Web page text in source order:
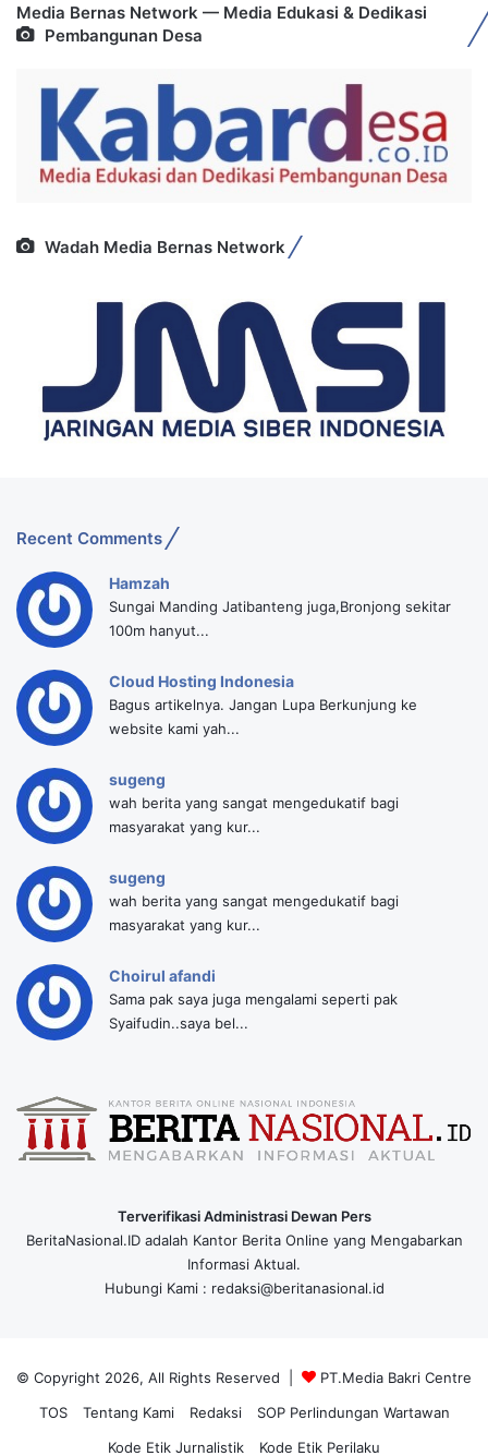
Media Bernas Network — Media Edukasi & Dedikasi
Pembangunan Desa
Wadah Media Bernas Network
Recent Comments
Hamzah
Sungai Manding Jatibanteng juga,Bronjong sekitar
100m hanyut...
Cloud Hosting Indonesia
Bagus artikelnya. Jangan Lupa Berkunjung ke
website kami yah...
sugeng
wah berita yang sangat mengedukatif bagi
masyarakat yang kur...
sugeng
wah berita yang sangat mengedukatif bagi
masyarakat yang kur...
Choirul afandi
Sama pak saya juga mengalami seperti pak
Syaifudin..saya bel...
Terverifikasi Administrasi Dewan Pers
BeritaNasional.ID adalah Kantor Berita Online yang Mengabarkan
Informasi Aktual.
Hubungi Kami : redaksi@beritanasional.id
© Copyright 2026, All Rights Reserved |
PT.Media Bakri Centre
TOS
Tentang Kami Redaksi
SOP Perlindungan Wartawan
Kode Etik Jurnalistik
Kode Etik Perilaku